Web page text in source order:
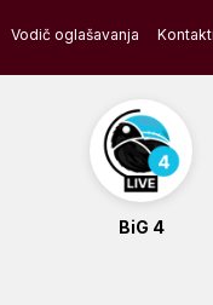
Vodič oglašavanja
BiG 4